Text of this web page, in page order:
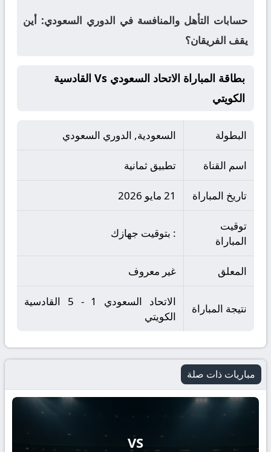
حسابات التأهل والمنافسة في الدوري السعودي: أين
يقف الفريقان؟
بطاقة المباراة الاتحاد السعودي Vs القادسية
الكويتي
البطولة السعودية, الدوري السعودي
اسم القناة تطبيق ثمانية
تاريخ المباراة 21 مايو 2026
توقيت
المباراة
: بتوقيت جهازك
المعلق غير معروف
نتيجة المباراة
الاتحاد السعودي 1 - 5 القادسية
الكويتي
مباريات ذات صلة
VS